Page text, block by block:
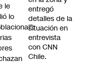
entregó
detalles de la
situación en
entrevista
con CNN
Chile.
le
lo